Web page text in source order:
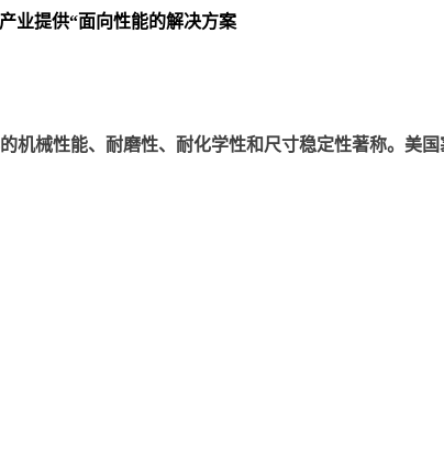
业提供“面向性能的解决方案
机械性能、耐磨性、耐化学性和尺寸稳定性著称。美